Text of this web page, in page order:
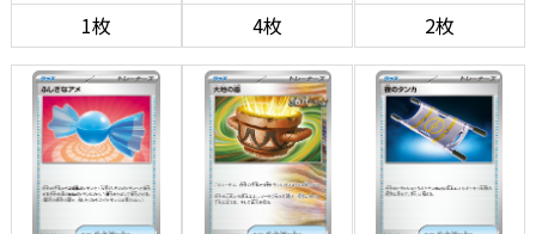
1枚 4枚 2枚